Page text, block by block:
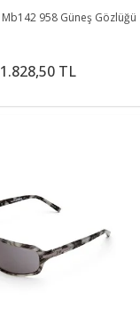
Mb142 958 Güneş Gözlüğü
1.828,50 TL